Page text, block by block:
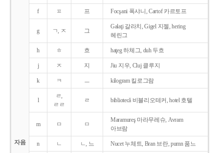
자음
f ㅍ 프 Focşani 폭샤니, Cartof 카르토프
g ㄱ, ㅈ 그
Galaţi 갈라치, Gigel 지젤, hering
헤린그
h ㅎ 흐 haţeg 하체그, duh 두흐
j ㅈ 지 Jiu 지우, Cluj 클루지
k ㅋ ㅡ kilogram 킬로그람
l
ㄹ,
ㄹㄹ
ㄹ bibliotecǎ 비블리오테커, hotel 호텔
m ㅁ ㅁ
Maramureş 마라무레슈, Avram
아브람
n ㄴ ㄴ, 느 Nucet 누체트, Bran 브란, pumn 품느